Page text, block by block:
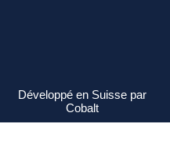
Développé en Suisse par
Cobalt